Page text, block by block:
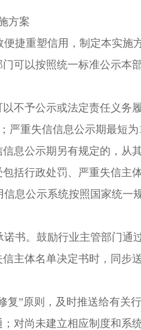
方案
捷重塑信用，制定本实施方
可以按照统一标准公示本
不予公示或法定责任义务
严重失信信息公示期最短
息公示期另有规定的，从其
括行政处罚、严重失信主
息公示系统按照国家统一
书。鼓励行业主管部门通
主体名单决定书时，同步
”原则，及时推送给有关
对尚未建立相应制度和系